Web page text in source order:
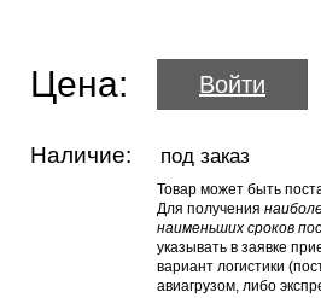
Цена: Войти
Наличие: под заказ
Товар может быть
Для получения
наименьших сроков
указывать в заявке
вариант логистики
авиагрузом, либо